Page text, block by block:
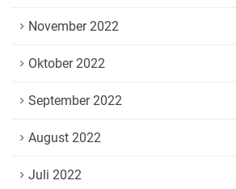
November 2022
Oktober 2022
September 2022
August 2022
Juli 2022